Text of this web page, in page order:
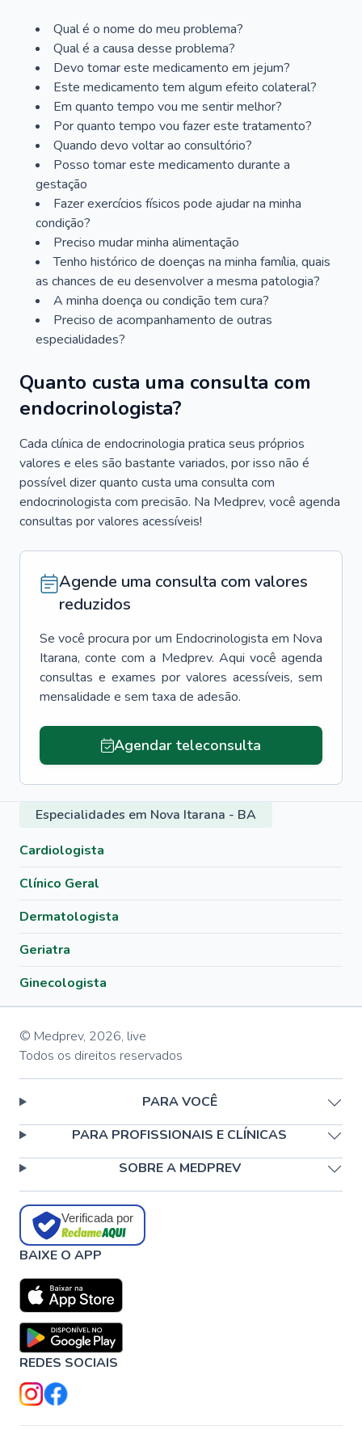
Qual é o nome do meu problema?
Qual é a causa desse problema?
Devo tomar este medicamento em jejum?
Este medicamento tem algum efeito colateral?
Em quanto tempo vou me sentir melhor?
Por quanto tempo vou fazer este tratamento?
Quando devo voltar ao consultório?
Posso tomar este medicamento durante a
gestação
Fazer exercícios físicos pode ajudar na minha
condição?
Preciso mudar minha alimentação
Tenho histórico de doenças na minha família, quais
as chances de eu desenvolver a mesma patologia?
A minha doença ou condição tem cura?
Preciso de acompanhamento de outras
especialidades?
Quanto custa uma consulta com
endocrinologista?
Cada clínica de endocrinologia pratica seus próprios
valores e eles são bastante variados, por isso não é
possível dizer quanto custa uma consulta com
endocrinologista com precisão. Na Medprev, você agenda
consultas por valores acessíveis!
Agende uma consulta com valores
reduzidos
Se você procura por um Endocrinologista em Nova
Itarana, conte com a Medprev. Aqui você agenda
consultas e exames por valores acessíveis, sem
mensalidade e sem taxa de adesão.
Agendar teleconsulta
Especialidades em Nova Itarana - BA
Cardiologista
Clínico Geral
Dermatologista
Geriatra
Ginecologista
© Medprev, 2026, live
Todos os direitos reservados
PARA VOCÊ
PARA PROFISSIONAIS E CLÍNICAS
SOBRE A MEDPREV
Verificada por
BAIXE O APP
REDES SOCIAIS